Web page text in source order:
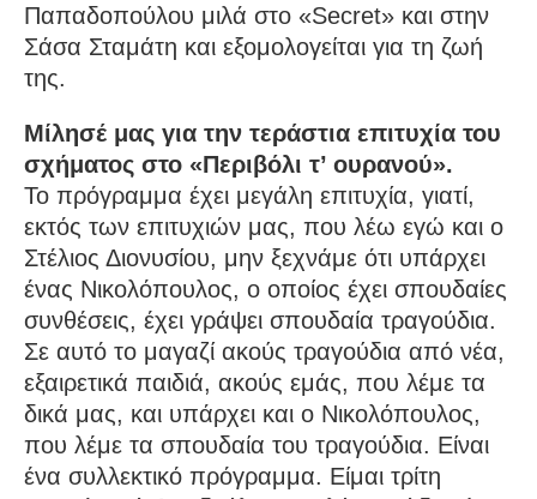
Παπαδοπούλου μιλά στο «Secret» και στην
Σάσα Σταμάτη και εξομολογείται για τη ζωή
της.
Μίλησέ μας για την τεράστια επιτυχία του
σχήματος στο «Περιβόλι τ’ ουρανού».
Το πρόγραμμα έχει μεγάλη επιτυχία, γιατί,
εκτός των επιτυχιών μας, που λέω εγώ και ο
Στέλιος Διονυσίου, μην ξεχνάμε ότι υπάρχει
ένας Νικολόπουλος, ο οποίος έχει σπουδαίες
συνθέσεις, έχει γράψει σπουδαία τραγούδια.
Σε αυτό το μαγαζί ακούς τραγούδια από νέα,
εξαιρετικά παιδιά, ακούς εμάς, που λέμε τα
δικά μας, και υπάρχει και ο Νικολόπουλος,
που λέμε τα σπουδαία του τραγούδια. Είναι
ένα συλλεκτικό πρόγραμμα. Είμαι τρίτη